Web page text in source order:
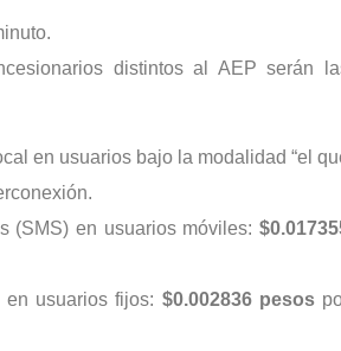
distintos al AEP serán
en usuarios bajo la modalidad “el
(SMS) en usuarios móviles:
usuarios fijos: $0.002836 pesos